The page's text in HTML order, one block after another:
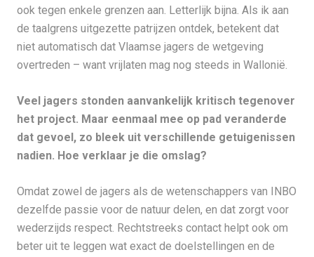
ook tegen enkele grenzen aan. Letterlijk bijna. Als ik aan
de taalgrens uitgezette patrijzen ontdek, betekent dat
niet automatisch dat Vlaamse jagers de wetgeving
overtreden – want vrijlaten mag nog steeds in Wallonië.
Veel jagers stonden aanvankelijk kritisch tegenover
het project. Maar eenmaal mee op pad veranderde
dat gevoel, zo bleek uit verschillende getuigenissen
nadien. Hoe verklaar je die omslag?
Omdat zowel de jagers als de wetenschappers van INBO
dezelfde passie voor de natuur delen, en dat zorgt voor
wederzijds respect. Rechtstreeks contact helpt ook om
beter uit te leggen wat exact de doelstellingen en de